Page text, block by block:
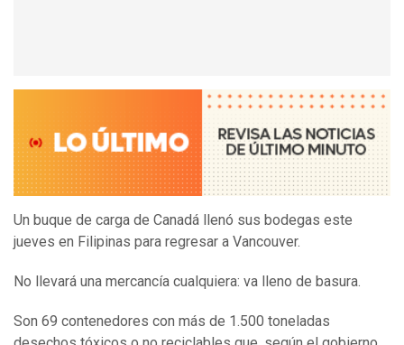
Un buque de carga de Canadá llenó sus bodegas este
jueves en Filipinas para regresar a Vancouver.
No llevará una mercancía cualquiera: va lleno de basura.
Son 69 contenedores con más de 1.500 toneladas